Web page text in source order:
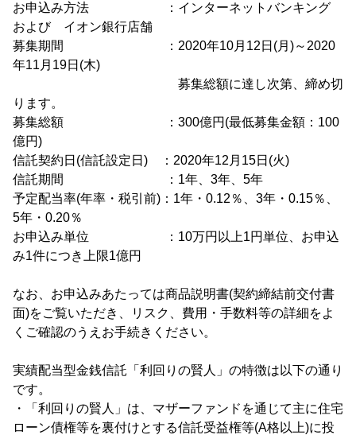
お申込み方法 ：インターネットバンキング
および イオン銀行店舗
募集期間 ：2020年10月12日(月)～2020
年11月19日(木)
募集総額に達し次第、締め切
ります。
募集総額 ：300億円(最低募集金額：100
億円)
信託契約日(信託設定日) ：2020年12月15日(火)
信託期間 ：1年、3年、5年
予定配当率(年率・税引前)：1年・0.12％、3年・0.15％、
5年・0.20％
お申込み単位 ：10万円以上1円単位、お申込
み1件につき上限1億円
なお、お申込みあたっては商品説明書(契約締結前交付書
面)をご覧いただき、リスク、費用・手数料等の詳細をよ
くご確認のうえお手続きください。
実績配当型金銭信託「利回りの賢人」の特徴は以下の通り
です。
・「利回りの賢人」は、マザーファンドを通じて主に住宅
ローン債権等を裏付けとする信託受益権等(A格以上)に投